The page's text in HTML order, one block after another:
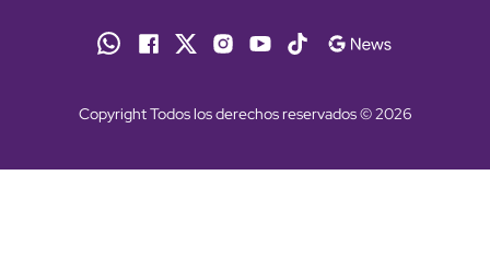
Copyright Todos los derechos reservados © 2026